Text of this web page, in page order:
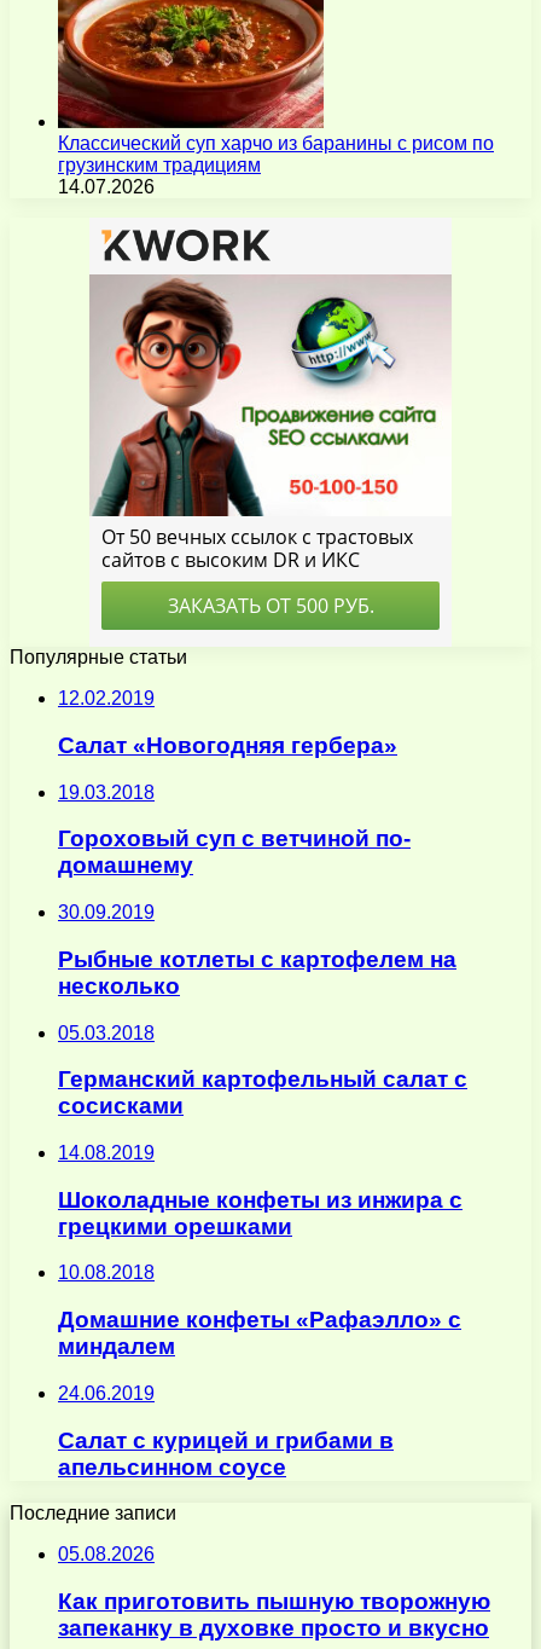
Классический суп харчо из баранины с рисом по
грузинским традициям
14.07.2026
Популярные статьи
12.02.2019
Салат «Новогодняя гербера»
19.03.2018
Гороховый суп с ветчиной по-
домашнему
30.09.2019
Рыбные котлеты с картофелем на
несколько
05.03.2018
Германский картофельный салат с
сосисками
14.08.2019
Шоколадные конфеты из инжира с
грецкими орешками
10.08.2018
Домашние конфеты «Рафаэлло» с
миндалем
24.06.2019
Салат с курицей и грибами в
апельсинном соусе
Последние записи
05.08.2026
Как приготовить пышную творожную
запеканку в духовке просто и вкусно